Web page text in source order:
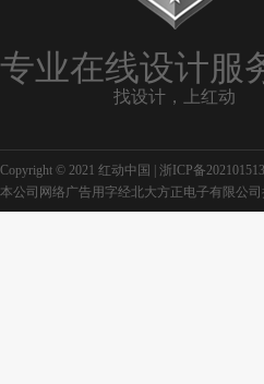
建军节创意大气海报展板
建军节展板蓝色
国防建军节展板
专业在线设计服
找设计，上红动
Copyright © 2021 红动中国 | 浙ICP备
本公司网络广告用字经北大方正电子有限公